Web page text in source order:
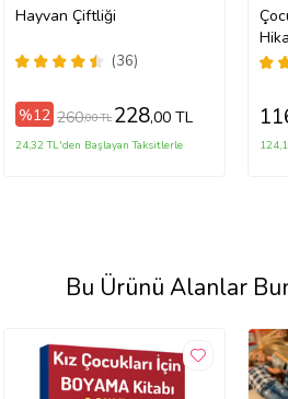
Hayvan Çiftliği
(36)
%12 260,00 TL 228,00 TL
24,32 TL'den Başlayan Taksitlerle
Bu Ürünü Alanlar